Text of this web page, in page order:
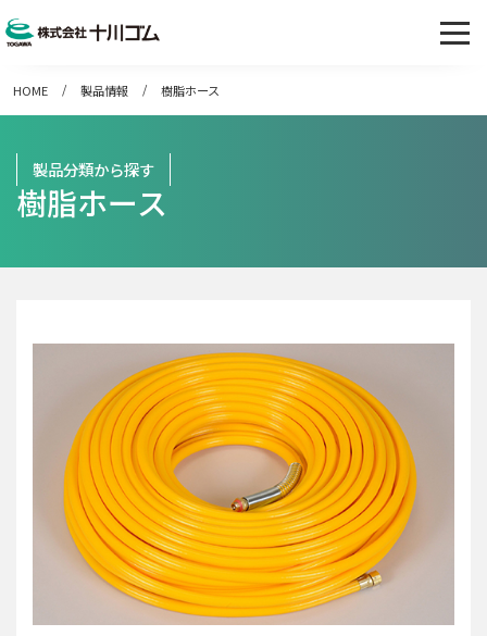
HOME 製品情報 樹脂ホース
製品分類から探す
樹脂ホース